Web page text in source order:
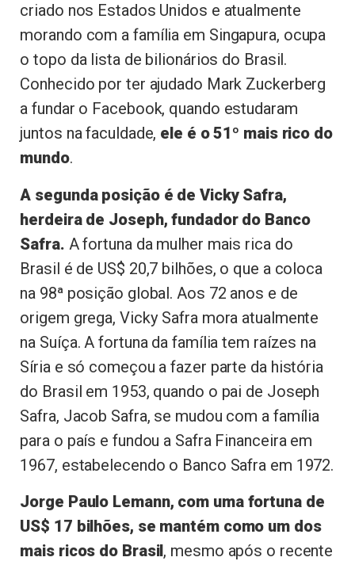
criado nos Estados Unidos e atualmente
morando com a família em Singapura, ocupa
o topo da lista de bilionários do Brasil.
Conhecido por ter ajudado Mark Zuckerberg
a fundar o Facebook, quando estudaram
juntos na faculdade, ele é o 51º mais rico do
mundo.
A segunda posição é de Vicky Safra,
herdeira de Joseph, fundador do Banco
Safra. A fortuna da mulher mais rica do
Brasil é de US$ 20,7 bilhões, o que a coloca
na 98ª posição global. Aos 72 anos e de
origem grega, Vicky Safra mora atualmente
na Suíça. A fortuna da família tem raízes na
Síria e só começou a fazer parte da história
do Brasil em 1953, quando o pai de Joseph
Safra, Jacob Safra, se mudou com a família
para o país e fundou a Safra Financeira em
1967, estabelecendo o Banco Safra em 1972.
Jorge Paulo Lemann, com uma fortuna de
US$ 17 bilhões, se mantém como um dos
mais ricos do Brasil, mesmo após o recente